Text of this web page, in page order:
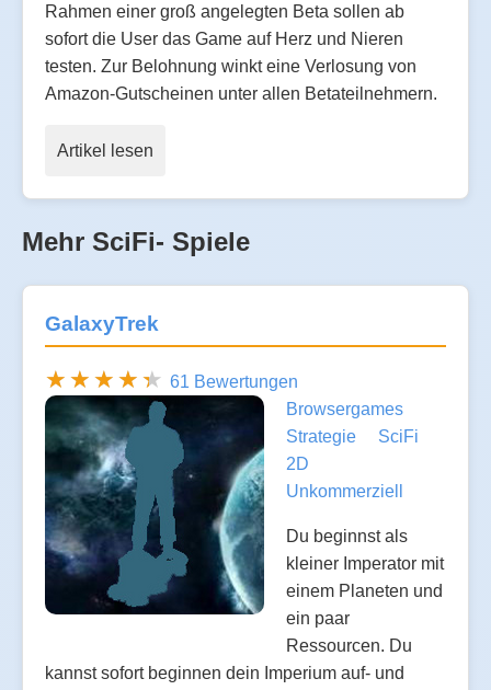
Rahmen einer groß angelegten Beta sollen ab
sofort die User das Game auf Herz und Nieren
testen. Zur Belohnung winkt eine Verlosung von
Amazon-Gutscheinen unter allen Betateilnehmern.
Artikel lesen
Mehr SciFi- Spiele
GalaxyTrek
61 Bewertungen
Browsergames
Strategie
SciFi
2D
Unkommerziell
Du beginnst als
kleiner Imperator mit
einem Planeten und
ein paar
Ressourcen. Du
kannst sofort beginnen dein Imperium auf- und